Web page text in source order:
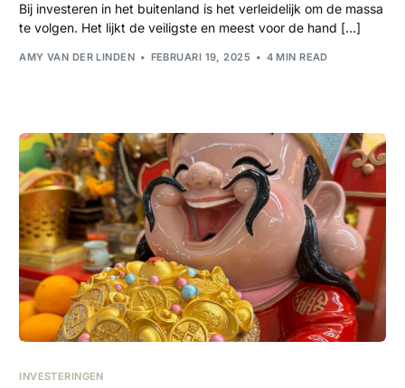
Bij investeren in het buitenland is het verleidelijk om de massa
te volgen. Het lijkt de veiligste en meest voor de hand […]
AMY VAN DER LINDEN FEBRUARI 19, 2025 4 MIN READ
INVESTERINGEN